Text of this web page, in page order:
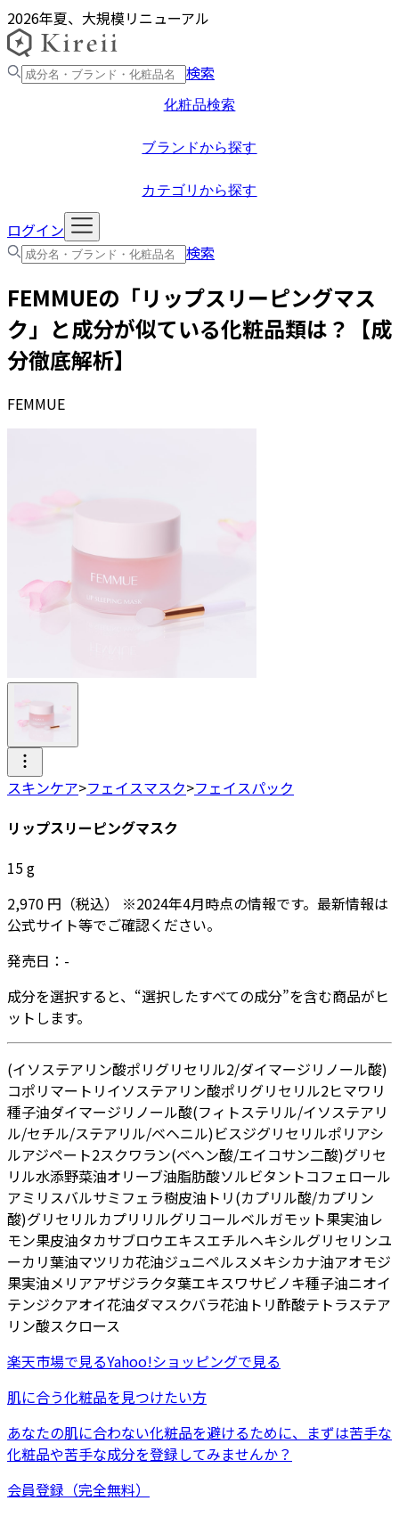
2026年夏、大規模リニューアル
検索
化粧品検索
ブランドから探す
カテゴリから探す
ログイン
検索
FEMMUEの「リップスリーピングマス
ク 」と成分が似ている化粧品類は？【成
分徹底解析】
FEMMUE
スキンケア>フェイスマスク>フェイスパック
リップスリーピングマスク
15g
2,970 円 （税込） ※2024年4月時点の情報です。最新情報は
公式サイト等でご確認ください。
発売日： -
成分を選択すると、“選択したすべての成分”を含む商品がヒ
ットします。
(イソステアリン酸ポリグリセリル2/ダイマージリノール酸)
コポリマー トリイソステアリン酸ポリグリセリル2ヒマワリ
種子油ダイマージリノール酸(フィトステリル/イソステアリ
ル/セチル/ステアリル/ベヘニル)ビスジグリセリルポリアシ
ルアジペート2スクワラン(ベヘン酸/エイコサン二酸)グリセ
リル水添野菜油オリーブ油脂肪酸ソルビタン トコフェロール
アミリスバルサミフェラ樹皮油 トリ(カプリル酸/カプリン
酸)グリセリルカプリリルグリコールベルガモット果実油レ
モン果皮油タカサブロウエキスエチルヘキシルグリセリンユ
ーカリ葉油マツリカ花油ジュニペルスメキシカナ油アオモジ
果実油メリアアザジラクタ葉エキスワサビノキ種子油ニオイ
テンジクアオイ花油ダマスクバラ花油 トリ酢酸テトラステア
リン酸スクロース
楽天市場で見るYahoo!ショッピングで見る
肌に合う化粧品を見つけたい方
あなたの肌に合わない化粧品を避けるために、まずは苦手な
化粧品や苦手な成分を登録してみませんか？
会員登録（完全無料）